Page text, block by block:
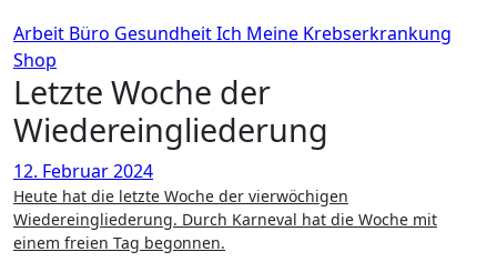
Arbeit Büro GesundheitIch Meine Krebserkrankung
Shop
Letzte Woche der
Wiedereingliederung
12. Februar 2024
Heute hat die letzte Woche der vierwöchigen
Wiedereingliederung. Durch Karneval hat die Woche mit
einem freien Tag begonnen.